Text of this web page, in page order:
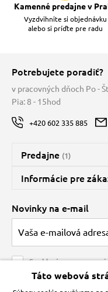
Kamenné predajne v
Vyzdvihnite si objednávku
alebo si príďte pre radu
Potrebujete poradiť?
v pracovných dňoch Po -
Pia: 8 - 15hod
+420 602 335 885
Predajne (1)
Predajňa a sklad
nes máme
Informácie pre
O spoločnosti
Veľkoobchod
Obchodné podmienky
Kontakt
Novinky na e-mail
Souhlasím se
ochrany osobních údajů
Táto webová